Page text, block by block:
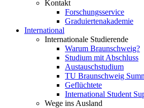
Kontakt
Forschungsservice
Graduiertenakademie
International
Internationale Studierende
Warum Braunschweig?
Studium mit Abschluss
Austauschstudium
TU Braunschweig
Geflüchtete
International Student
Wege ins Ausland